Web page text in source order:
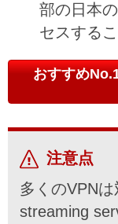
部の日本
セスする
おすすめ
注意点
多くのVPN
streaming